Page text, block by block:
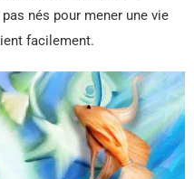
nés pour mener une vie
facilement.